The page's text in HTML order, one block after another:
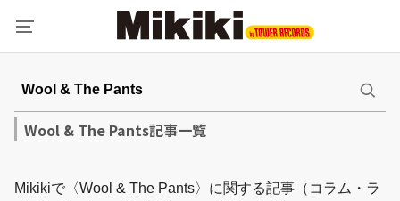
Wool & The Pants記事一覧
Mikikiで〈Wool & The Pants〉に関する記事（コラム・ラ